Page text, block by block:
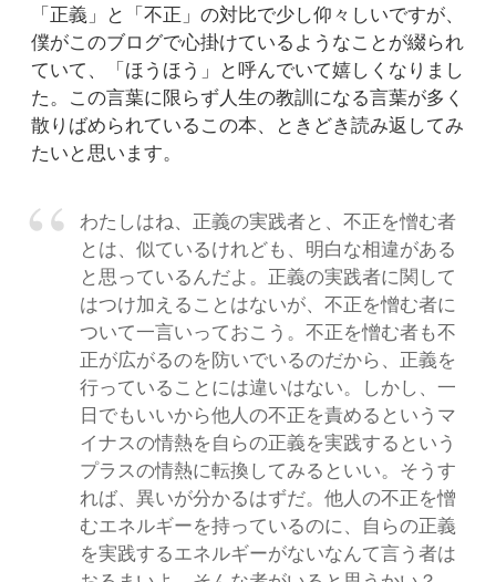
「正義」と「不正」の対比で少し仰々しいですが、
僕がこのブログで心掛けているようなことが綴られ
ていて、「ほうほう」と呼んでいて嬉しくなりまし
た。この言葉に限らず人生の教訓になる言葉が多く
散りばめられているこの本、ときどき読み返してみ
たいと思います。
わたしはね、正義の実践者と、不正を憎む者
とは、似ているけれども、明白な相違がある
と思っているんだよ。正義の実践者に関して
はつけ加えることはないが、不正を憎む者に
ついて一言いっておこう。不正を憎む者も不
正が広がるのを防いでいるのだから、正義を
行っていることには違いはない。しかし、一
日でもいいから他人の不正を責めるというマ
イナスの情熱を自らの正義を実践するという
プラスの情熱に転換してみるといい。そうす
れば、異いが分かるはずだ。他人の不正を憎
むエネルギーを持っているのに、自らの正義
を実践するエネルギーがないなんて言う者は